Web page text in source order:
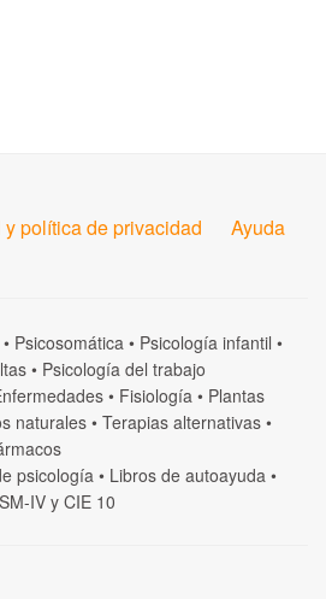
política de privacidad
Ayuda
• Psicosomática • Psicología infantil •
• Psicología del trabajo
• Fisiología • Plantas
naturales • Terapias alternativas •
psicología• Libros de autoayuda •
IV y CIE 10